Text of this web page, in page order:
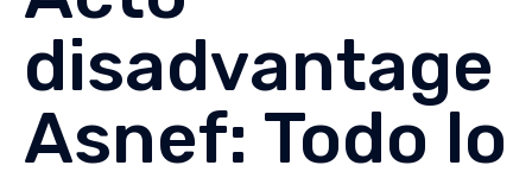
disadvantage
Asnef: Todo lo